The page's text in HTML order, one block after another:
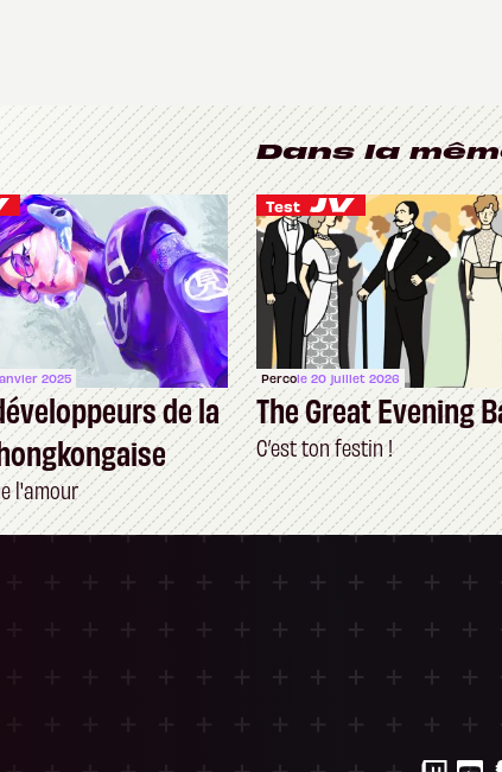
2025
de la
l'amour
Dans la
Test
Percole 20 juillet 2026
The Great Evening
C’est ton festin !